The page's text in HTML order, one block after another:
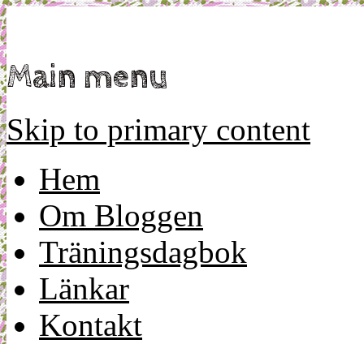
Main menu
Skip to primary content
Hem
Om Bloggen
Träningsdagbok
Länkar
Kontakt